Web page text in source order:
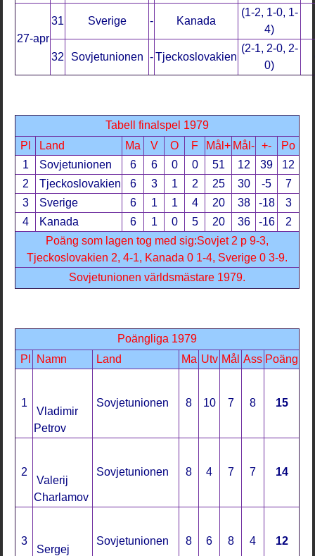
27-apr
31 Sverige - Kanada
(1-2, 1-0, 1-
4)
32 Sovjetunionen - Tjeckoslovakien
(2-1, 2-0, 2-
0)
Tabell finalspel 1979
Pl
Land Ma V O F Mål+ Mål- +-
Po
1
Sovjetunionen 6 6 0 0 51 12 39
12
2
Tjeckoslovakien 6 3 1 2 25 30 -5
7
3
Sverige 6 1 1 4 20 38 -18
3
4
Kanada 6 1 0 5 20 36 -16
2
Poäng som lagen tog med sig:Sovjet 2 p 9-3,
Tjeckoslovakien 2, 4-1, Kanada 0 1-4, Sverige 0 3-9.
Sovjetunionen världsmästare 1979.
Poängliga 1979
Pl
Namn Land Ma Utv Mål Ass Poäng
1
Vladimir
Petrov
Sovjetunionen 8 10 7 8 15
2
Valerij
Charlamov
Sovjetunionen 8 4 7 7 14
3
Sergej
Sovjetunionen 8 6 8 4 12